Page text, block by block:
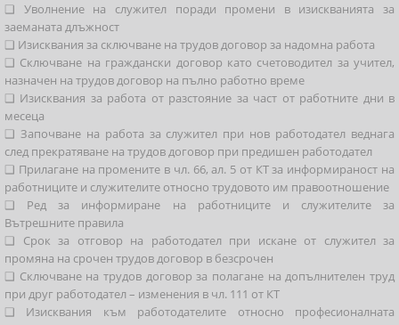
❑ Уволнение на служител поради промени в изискванията за
заеманата длъжност
❑ Изисквания за сключване на трудов договор за надомна работа
❑ Сключване на граждански договор като счетоводител за учител,
назначен на трудов договор на пълно работно време
❑ Изисквания за работа от разстояние за част от работните дни в
месеца
❑ Започване на работа за служител при нов работодател веднага
след прекратяване на трудов договор при предишен работодател
❑ Прилагане на промените в чл. 66, ал. 5 от КТ за информираност на
работниците и служителите относно трудовото им правоотношение
❑ Ред за информиране на работниците и служителите за
Вътрешните правила
❑ Срок за отговор на работодател при искане от служител за
промяна на срочен трудов договор в безсрочен
❑ Сключване на трудов договор за полагане на допълнителен труд
при друг работодател – изменения в чл. 111 от КТ
❑ Изисквания към работодателите относно професионалната